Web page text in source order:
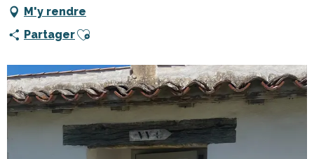
M'y rendre
PartagerAjouter aux favoris